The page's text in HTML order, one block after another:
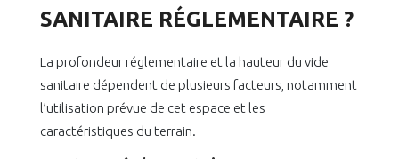
SANITAIRE RÉGLEMENTAIRE ?
La profondeur réglementaire et la hauteur du vide
sanitaire dépendent de plusieurs facteurs, notamment
l’utilisation prévue de cet espace et les
caractéristiques du terrain.